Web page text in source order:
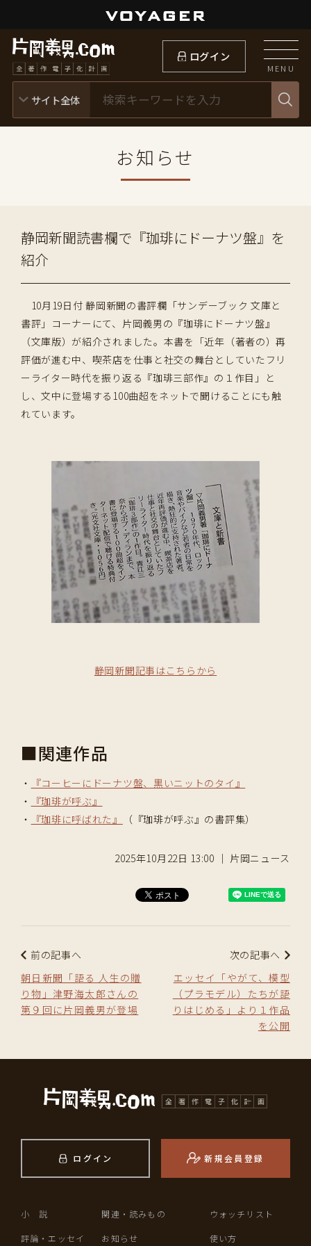
ログイン
MENU
お知らせ
静岡新聞読書欄で『珈琲にドーナツ盤』を
紹介
10月19日付 静岡新聞の書評欄「サンデーブック 文庫と
書評」コーナーにて、片岡義男の『珈琲にドーナツ盤』
（文庫版）が紹介されました。本書を「近年（著者の）再
評価が進む中、喫茶店を仕事と社交の舞台としていたフリ
ーライター時代を振り返る『珈琲三部作』の１作目」と
し、文中に登場する100曲超をネットで聞けることにも触
れています。
静岡新聞記事はこちらから
■関連作品
・
『コーヒーにドーナツ盤、黒いニットのタイ』
・
『珈琲が呼ぶ』
・
『珈琲に呼ばれた』 （『珈琲が呼ぶ』の書評集）
2025年10月22日 13:00 ｜ 片岡ニュース
前の記事へ
朝日新聞「語る 人生の贈
り物」津野海太郎さんの
第９回に片岡義男が登場
次の記事へ
エッセイ「やがて、模型
（プラモデル）たちが語
りはじめる」より１作品
を公開
ログイン 新規会員登録
小 説
評論・エッセイ
関連・読みもの
お知らせ
ウォッチリスト
使い方